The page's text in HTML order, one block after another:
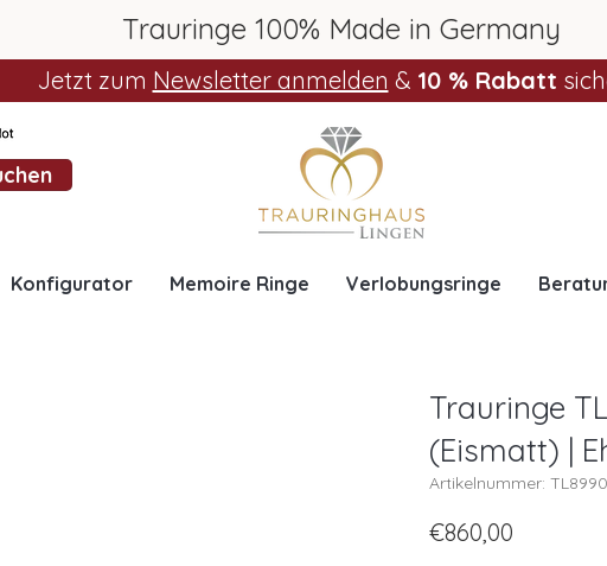
Trauringe 100% Made in Germany
Jetzt zum Newsletter anmelden & 10 % Rabatt
Konfigurator Memoire Ringe Verlobungsringe
Trauringe
(Eismatt) |
Artikelnummer:
€860,00